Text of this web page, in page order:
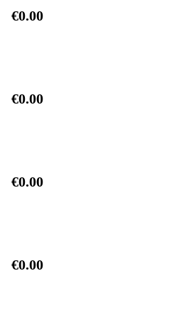
€0.00
€0.00
€0.00
€0.00